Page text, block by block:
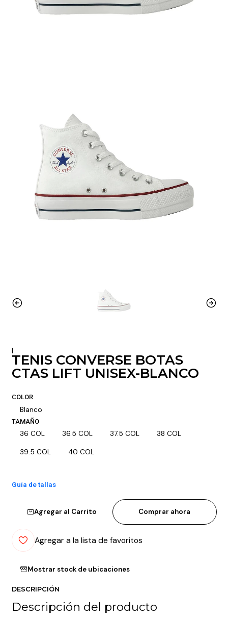
|
TENIS CONVERSE BOTAS
CTAS LIFT UNISEX-BLANCO
COLOR
Blanco
TAMAÑO
36 COL 36.5 COL 37.5 COL 38 COL
39.5 COL 40 COL
Guía de tallas
Agregar al Carrito Comprar ahora
Agregar a la lista de favoritos
Mostrar stock de ubicaciones
DESCRIPCIÓN
Descripción del producto